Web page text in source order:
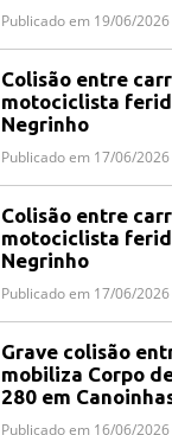
Publicado em 19/06/
Colisão entre
motociclista
Negrinho
Publicado em 17/06/
Colisão entre
motociclista
Negrinho
Publicado em 17/06/
Grave colisão
mobiliza Corpo
280 em
Publicado em 16/06/